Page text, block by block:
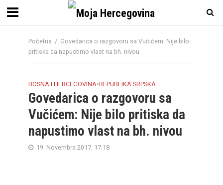
Početna / Govedarica o razgovoru sa Vučićem: Nije bilo
pritiska da napustimo vlast na bh. nivou
BOSNA I HERCEGOVINA•REPUBLIKA SRPSKA
Govedarica o razgovoru sa
Vučićem: Nije bilo pritiska da
napustimo vlast na bh. nivou
19. Novembra 2017. 17:18